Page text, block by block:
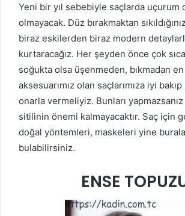
Yeni bir yıl sebebiyle saçlarda uçurum
olmayacak. Düz bırakmaktan
biraz eskilerden biraz modern
kurtaracağız. Her şeyden önce çok
soğukta olsa üşenmeden, bıkmadan
aksesuarımız olan saçlarımıza iyi
onarla vermeliyiz. Bunları
sitilinin önemi kalmayacaktır. Saç için
doğal yöntemleri, maskeleri yine
bulabilirsiniz.
ENSE